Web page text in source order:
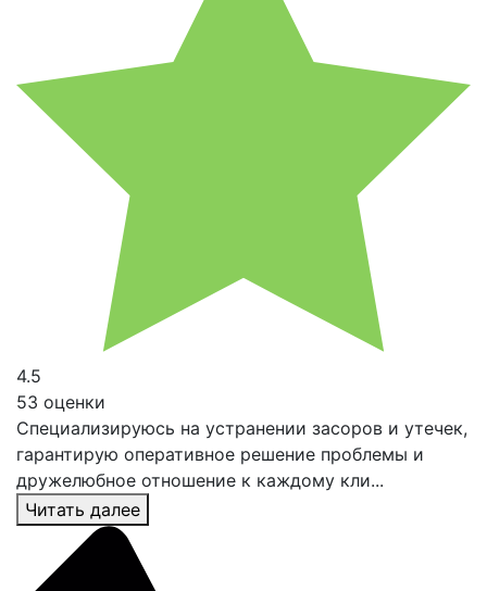
4.5
53 оценки
Специализируюсь на устранении засоров и утечек,
гарантирую оперативное решение проблемы и
дружелюбное отношение к каждому кли...
Читать далее